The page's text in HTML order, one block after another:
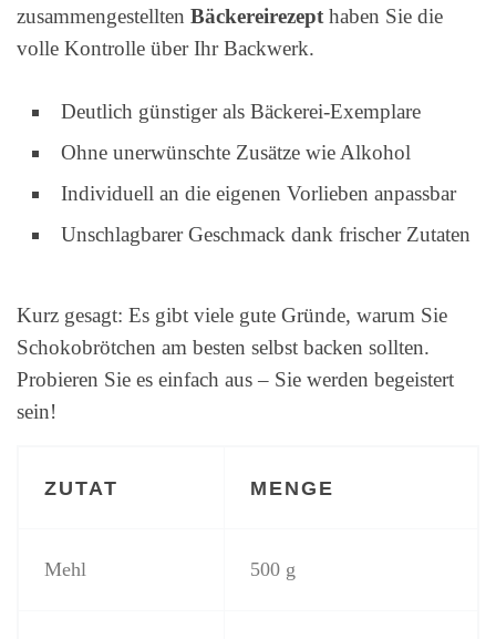
zusammengestellten Bäckereirezepthaben Sie die
volle Kontrolle über Ihr Backwerk.
Deutlich günstiger als Bäckerei-Exemplare
Ohne unerwünschte Zusätze wie Alkohol
Individuell an die eigenen Vorlieben anpassbar
Unschlagbarer Geschmack dank frischer Zutaten
Kurz gesagt: Es gibt viele gute Gründe, warum Sie
Schokobrötchen am besten selbst backen sollten.
Probieren Sie es einfach aus – Sie werden begeistert
sein!
ZUTAT MENGE
Mehl 500 g